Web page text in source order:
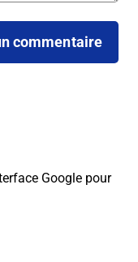
Google pour